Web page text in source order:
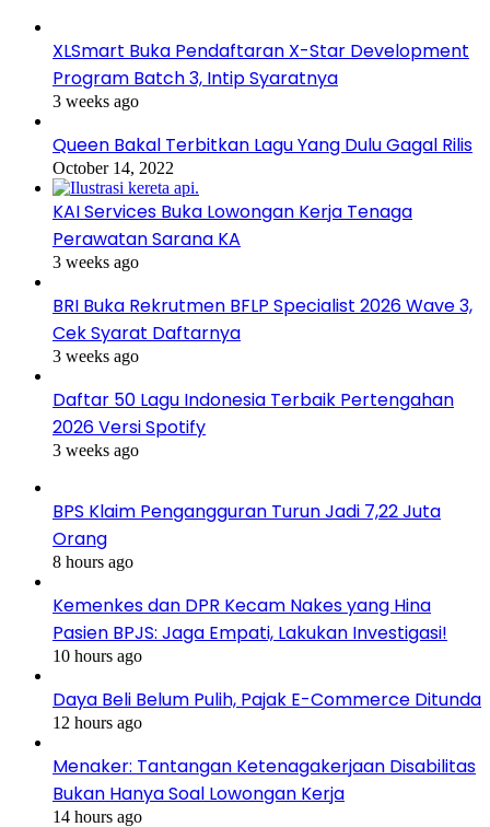
XLSmart Buka Pendaftaran X-Star Development
Program Batch 3, Intip Syaratnya
3 weeks ago
Queen Bakal Terbitkan Lagu Yang Dulu Gagal Rilis
October 14, 2022
KAI Services Buka Lowongan Kerja Tenaga
Perawatan Sarana KA
3 weeks ago
BRI Buka Rekrutmen BFLP Specialist 2026 Wave 3,
Cek Syarat Daftarnya
3 weeks ago
Daftar 50 Lagu Indonesia Terbaik Pertengahan
2026 Versi Spotify
3 weeks ago
BPS Klaim Pengangguran Turun Jadi 7,22 Juta
Orang
8 hours ago
Kemenkes dan DPR Kecam Nakes yang Hina
Pasien BPJS: Jaga Empati, Lakukan Investigasi!
10 hours ago
Daya Beli Belum Pulih, Pajak E-Commerce Ditunda
12 hours ago
Menaker: Tantangan Ketenagakerjaan Disabilitas
Bukan Hanya Soal Lowongan Kerja
14 hours ago